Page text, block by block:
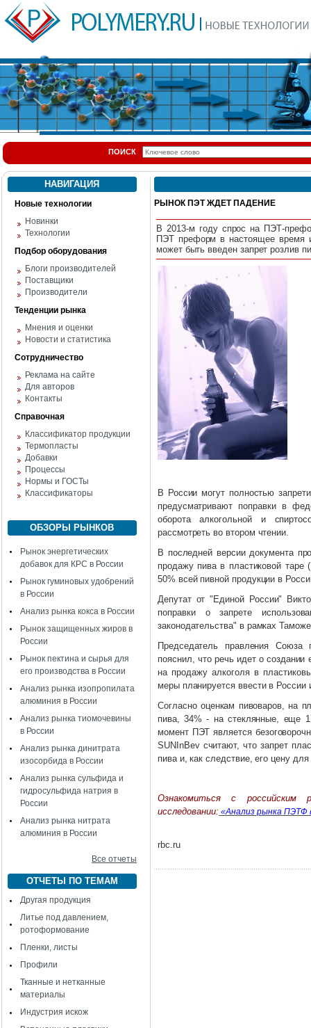
ПОИСК
НАВИГАЦИЯ
Новые технологии
Новинки
Технологии
Подбор оборудования
Блоги производителей
Поставщики
Производители
Тенденции рынка
Мнения и оценки
Новости и статистика
Сотрудничество
Реклама на сайте
Для авторов
Контакты
Справочная
Классификатор продукции
Термопласты
Добавки
Процессы
Нормы и ГОСТы
Классификаторы
ОБЗОРЫ РЫНКОВ
Рынок энергетических
добавок для КРС в России
Рынок гуминовых удобрений
в России
Анализ рынка кокса в России
Рынок защищенных жиров в
России
Рынок пектина и сырья для
его производства в России
Анализ рынка изопропилата
алюминия в России
Анализ рынка тиомочевины
в России
Анализ рынка динитрата
изосорбида в России
Анализ рынка сульфида и
гидросульфида натрия в
России
Анализ рынка нитрата
алюминия в России
Все отчеты
ОТЧЕТЫ ПО ТЕМАМ
Другая продукция
Литье под давлением,
ротоформование
Пленки, листы
Профили
Тканные и нетканные
материалы
Индустрия искож
РЫНОК ПЭТ ЖДЕТ ПАДЕНИЕ
В 2013-м году спрос на ПЭТ-
ПЭТ преформ в настоящее время
может быть введен запрет розлив
В России могут полностью
предусматривают поправки в
оборота алкогольной и
рассмотреть во втором чтении.
В последней версии документа
продажу пива в пластиковой
50% всей пивной продукции в
Депутат от "Единой России"
поправки о запрете
законодательства" в рамках
Председатель правления Союза
пояснил, что речь идет о создании
на продажу алкоголя в
меры планируется ввести в России
Согласно оценкам пивоваров, на
пива, 34% - на стеклянные, еще
момент ПЭТ является
SUNInBev считают, что запрет
пива и, как следствие, его цену
Ознакомиться с
исследовании: «Анализ рынка ПЭТФ
rbc.ru